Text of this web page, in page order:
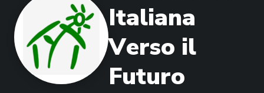
Italiana
Verso il
Futuro